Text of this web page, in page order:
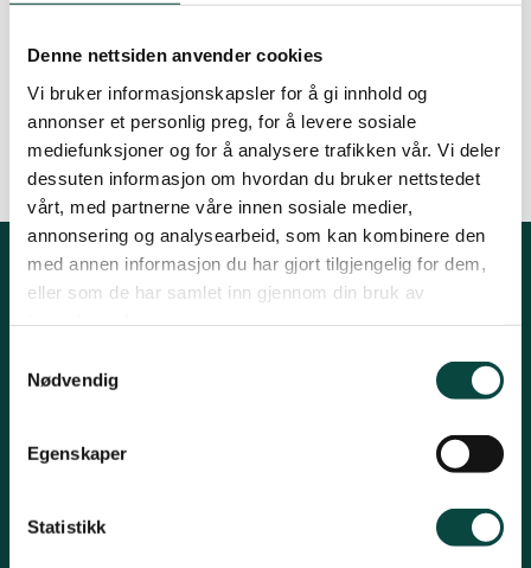
Denne nettsiden anvender cookies
Vi bruker informasjonskapsler for å gi innhold og
annonser et personlig preg, for å levere sosiale
mediefunksjoner og for å analysere trafikken vår. Vi deler
dessuten informasjon om hvordan du bruker nettstedet
vårt, med partnerne våre innen sosiale medier,
annonsering og analysearbeid, som kan kombinere den
med annen informasjon du har gjort tilgjengelig for dem,
eller som de har samlet inn gjennom din bruk av
Nødvendig
Egenskaper
Statistikk
Støtt oss
Telemark
Troms
Vestfold
for barnehager bør man bruke vaskemidler som
er Svanemerket eller anbefalt av Astma- og
Allergiforbundet, da enkelte vaskemidler kan gi
sterke allergireaksjoner.
Kontakt oss
E-post:naturvern@naturvernforbundet.no
Vipps: 13042